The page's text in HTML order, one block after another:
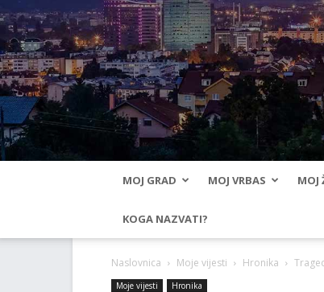
MOJ GRAD MOJ VRBAS MOJ
KOGA NAZVATI?
Naslovnica Moje vijesti Hronika
Moje vijesti Hronika